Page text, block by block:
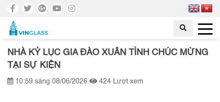
NHÀ KỶ LỤC GIA ĐÀO XUÂN TÌNH CHÚC MỪNG
TẠI SỰ KIỆN
10:59 sáng 08/06/2026 424 Lượt xem